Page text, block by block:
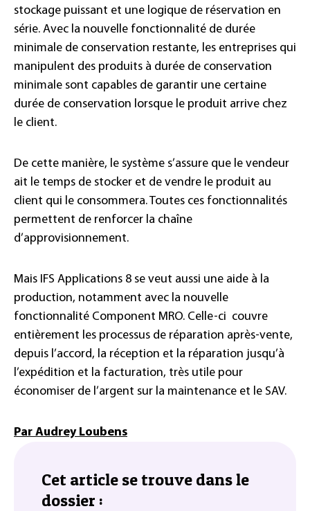
stockage puissant et une logique de réservation en
série. Avec la nouvelle fonctionnalité de durée
minimale de conservation restante, les entreprises qui
manipulent des produits à durée de conservation
minimale sont capables de garantir une certaine
durée de conservation lorsque le produit arrive chez
le client.
De cette manière, le système s’assure que le vendeur
ait le temps de stocker et de vendre le produit au
client qui le consommera. Toutes ces fonctionnalités
permettent de renforcer la chaîne
d’approvisionnement.
Mais IFS Applications 8 se veut aussi une aide à la
production, notamment avec la nouvelle
fonctionnalité Component MRO. Celle-ci couvre
entièrement les processus de réparation après-vente,
depuis l’accord, la réception et la réparation jusqu’à
l’expédition et la facturation, très utile pour
économiser de l’argent sur la maintenance et le SAV.
Par Audrey Loubens
Cet article se trouve dans le
dossier :